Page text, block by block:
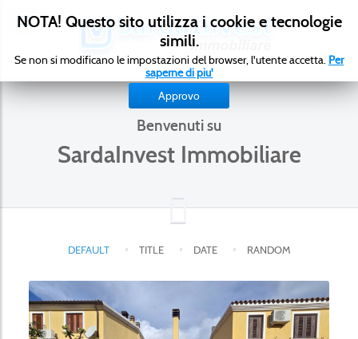
Benvenuti su
SardaInvest Immobiliare
DEFAULT TITLE DATE RANDOM
NOTA! Questo sito utilizza i cookie e tecnologie
simili.
Se non si modificano le impostazioni del browser, l'utente accetta. Per
saperne di piu'
Approvo